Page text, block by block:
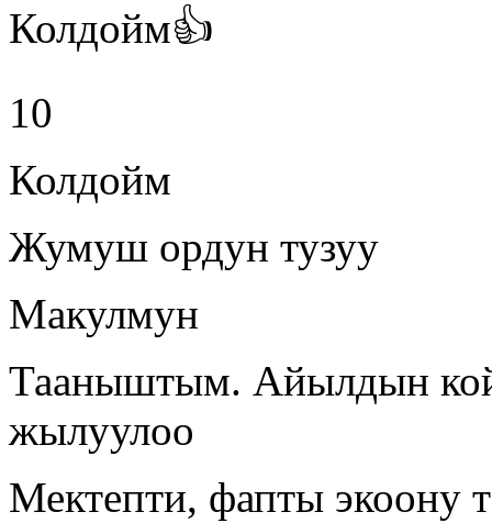
Колдойм👍
10
Колдойм
Жумуш ордун тузуу
Макулмун
Тааныштым. Айылдын
жылуулоо
Мектепти, фапты экоону